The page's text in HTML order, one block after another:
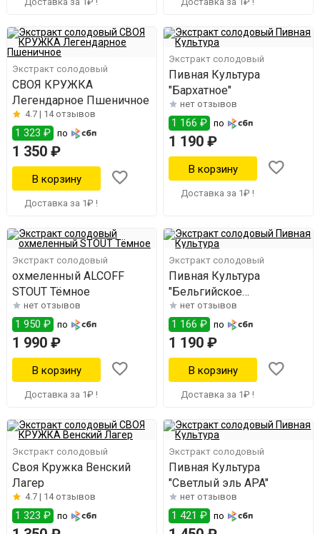
Экстракт солодовый
СВОЯ КРУЖКА
Легендарное Пшеничное
4.7 | 14 отзывов
1 323 ₽ по
1 350 ₽
Доставка за 1₽ !
Экстракт солодовый
Пивная Культура
"Бархатное"
нет отзывов
1 166 ₽ по
1 190 ₽
Доставка за 1₽ !
Экстракт солодовый
охмеленный ALCOFF
STOUT Тёмное
нет отзывов
1 950 ₽ по
1 990 ₽
Доставка за 1₽ !
Экстракт солодовый
Пивная Культура
"Бельгийское
Пшеничное"
нет отзывов
1 166 ₽ по
1 190 ₽
Доставка за 1₽ !
Экстракт солодовый
Своя Кружка Венский
Лагер
4.7 | 14 отзывов
1 323 ₽ по
Экстракт солодовый
Пивная Культура
"Светлый эль АPA"
нет отзывов
1 421 ₽ по